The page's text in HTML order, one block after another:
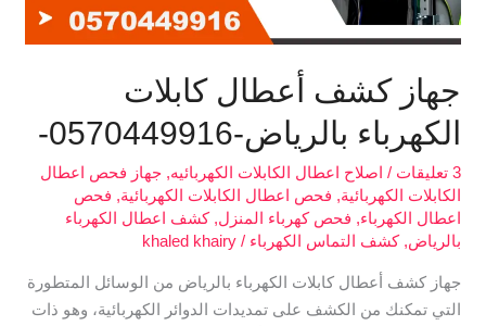
جهاز كشف أعطال كابلات
الكهرباء بالرياض-0570449916-
3 تعليقات / اصلاح اعطال الكابلات الكهربائيه,جهاز فحص اعطال
الكابلات الكهربائية, فحص اعطال الكابلات الكهربائية, فحص
اعطال الكهرباء, فحص كهرباء المنزل,كشف اعطال الكهرباء
بالرياض,كشف التماس الكهرباء /
khaled khairy
جهاز كشف أعطال كابلات الكهرباء بالرياض من الوسائل المتطورة
التي تمكنك من الكشف على تمديدات الدوائر الكهربائية، وهو ذات